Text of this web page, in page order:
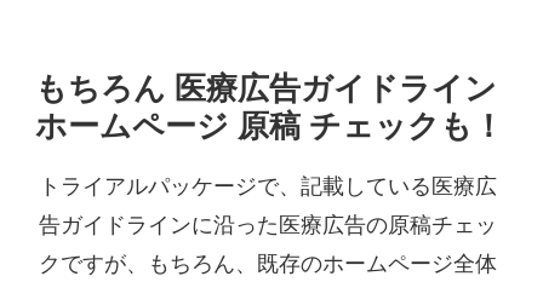
もちろん 医療広告ガイドライン
ホームページ 原稿 チェックも！
トライアルパッケージで、記載している医療広
告ガイドラインに沿った医療広告の原稿チェッ
クですが、もちろん、既存のホームページ全体